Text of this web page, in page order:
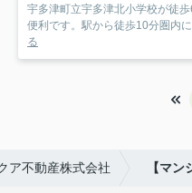
宇多津町立宇多津北小学校が徒
便利です。駅から徒歩10分圏内
る
ア不動産株式会社 【マ